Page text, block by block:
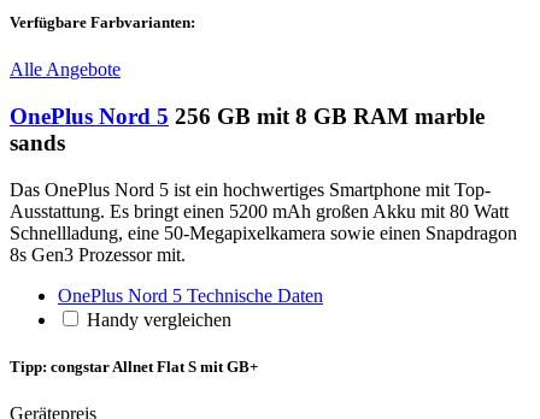
Verfügbare Farbvarianten:
Alle Angebote
OnePlus Nord 5 256 GB mit 8 GB RAM marble
sands
Das OnePlus Nord 5 ist ein hochwertiges Smartphone mit Top-
Ausstattung. Es bringt einen 5200 mAh großen Akku mit 80 Watt
Schnellladung, eine 50-Megapixelkamera sowie einen Snapdragon
8s Gen3 Prozessor mit.
OnePlus Nord 5 Technische Daten
Handy vergleichen
Tipp: congstar Allnet Flat S mit GB+
Gerätepreis